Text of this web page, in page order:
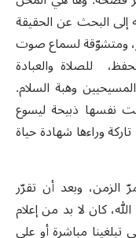
إلى البحث عن الحقيقة
ومتشوّقة لسماع صوت
للصلاة والعبادة
وهبة السلام.
من عام 1941، قدّمت نفسها ذبيحة ليسوع
وراءها شهادة حياة
الزمن، وبعد أن تقرّر
كان لا بد من إعلام
تبلغينا مباشرة أو على